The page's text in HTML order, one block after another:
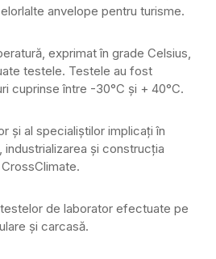
anvelope pentru turisme.
exprimat în grade Celsius,
testele. Testele au fost
cuprinse între -30°C și + 40°C.
și al specialiștilor implicați în
și construcţia
de laborator efectuate pe
și carcasă.